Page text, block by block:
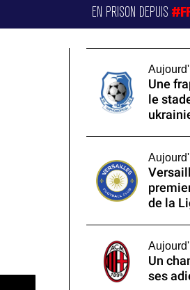
EN PRISON DEPUIS
Une
le
de la
Un
ses